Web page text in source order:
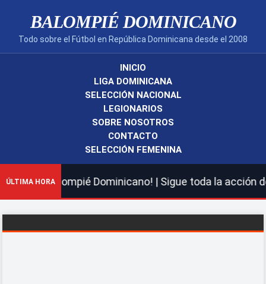
BALOMPIÉ DOMINICANO
Todo sobre el Fútbol en República Dominicana desde el 2008
INICIO
LIGA DOMINICANA
SELECCIÓN NACIONAL
LEGIONARIOS
SOBRE NOSOTROS
CONTACTO
SELECCIÓN FEMENINA
ÚLTIMA HORABalompié Dominicano! | Sigue toda la acción de